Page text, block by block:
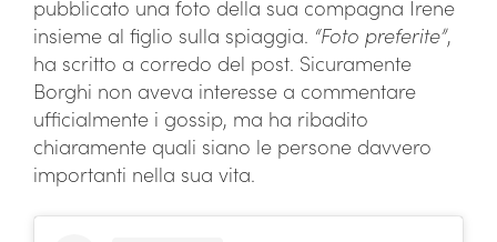
pubblicato una foto della sua compagna Irene
insieme al figlio sulla spiaggia. “Foto preferite”,
ha scritto a corredo del post. Sicuramente
Borghi non aveva interesse a commentare
ufficialmente i gossip, ma ha ribadito
chiaramente quali siano le persone davvero
importanti nella sua vita.